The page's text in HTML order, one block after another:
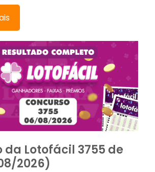
da Lotofácil 3755 de
2026)